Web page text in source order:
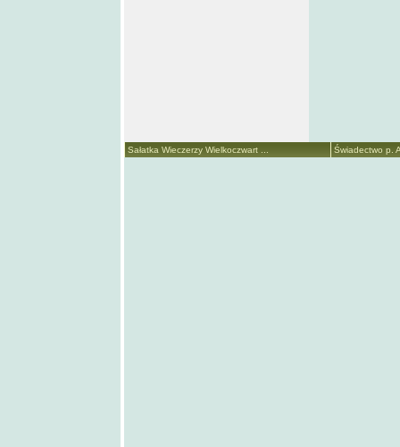
Sałatka Wieczerzy Wielkoczwart ... Świadectwo p.